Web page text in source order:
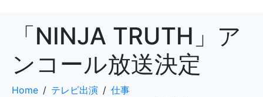
「NINJA TRUTH」ア
ンコール放送決定
Home テレビ出演
仕事